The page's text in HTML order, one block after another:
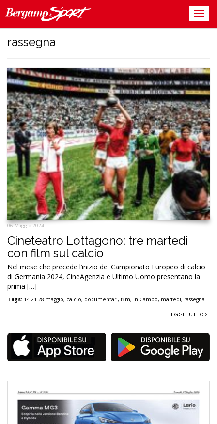
rassegna
06 Maggio 2024
Cineteatro Lottagono: tre martedì
con film sul calcio
Nel mese che precede l’inizio del Campionato Europeo di calcio
di Germania 2024, CineAgenzia e Ultimo Uomo presentano la
prima […]
Tags: 14-21-28 maggio, calcio, documentari, film, In Campo, martedì, rassegna
LEGGI TUTTO